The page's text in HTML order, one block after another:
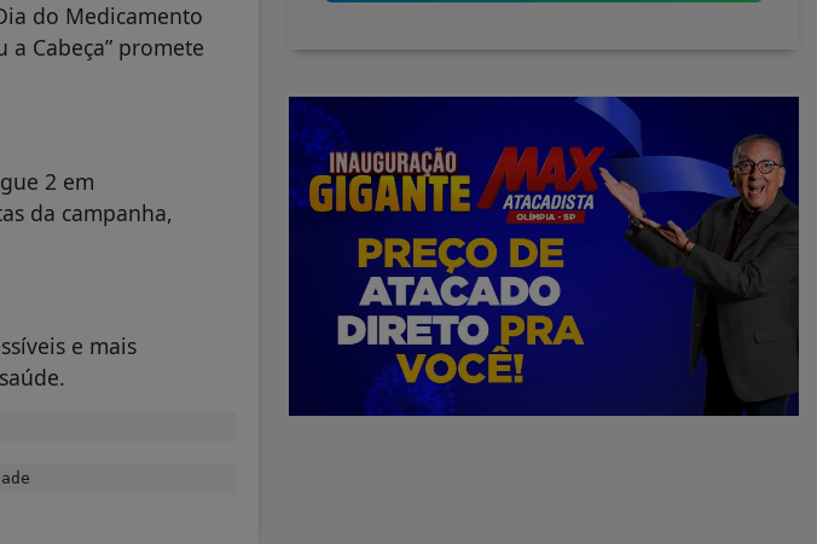
do Medicamento
Cabeça” promete
2 em
da campanha,
e mais